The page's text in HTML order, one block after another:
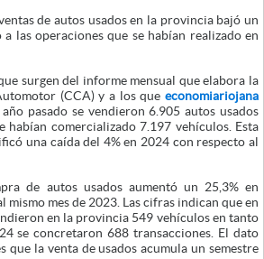
de autos usados en la provincia bajó un
a las operaciones que se habían realizado en
surgen del informe mensual que elabora la
(CCA) y a los que economiariojana
pasado se vendieron 6.905 autos usados
habían comercializado 7.197 vehículos. Esta
una caída del 4% en 2024 con respecto al
de autos usados aumentó un 25,3% en
mes de 2023. Las cifras indican que en
en la provincia 549 vehículos en tanto
se concretaron 688 transacciones. El dato
que la venta de usados acumula un semestre